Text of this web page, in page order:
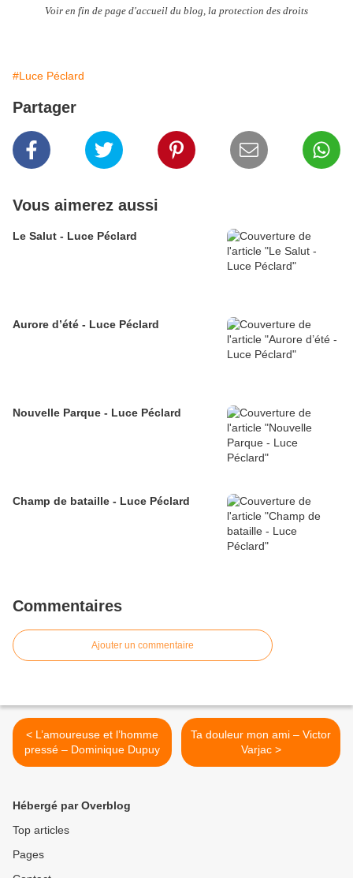
Voir en fin de page d'accueil du blog, la protection des droits
#Luce Péclard
Partager
Vous aimerez aussi
Le Salut - Luce Péclard
Aurore d’été - Luce Péclard
Nouvelle Parque - Luce Péclard
Champ de bataille - Luce Péclard
Commentaires
Ajouter un commentaire
< L’amoureuse et l’homme
pressé – Dominique Dupuy
Ta douleur mon ami – Victor
Varjac >
Hébergé par Overblog
Top articles
Pages